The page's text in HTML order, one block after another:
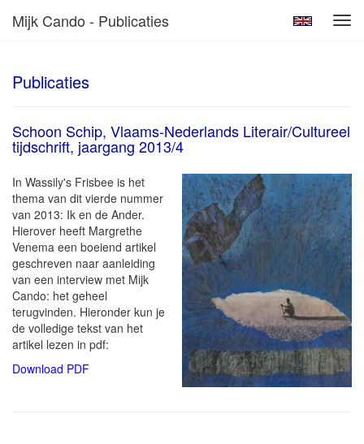
Mijk Cando - Publicaties
Publicaties
Schoon Schip, Vlaams-Nederlands Literair/Cultureel
tijdschrift, jaargang 2013/4
In Wassily's Frisbee is het
thema van dit vierde nummer
van 2013: Ik en de Ander.
Hierover heeft Margrethe
Venema een boeiend artikel
geschreven naar aanleiding
van een interview met Mijk
Cando: het geheel
terugvinden. Hieronder kun je
de volledige tekst van het
artikel lezen in pdf:
Download PDF